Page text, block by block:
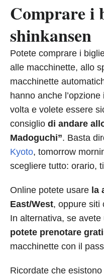
Comprare i
shinkansen
Potete comprare i
alle macchinette, allo
macchinette
hanno anche
volta e volete essere
consiglio di andare
Madoguchi”. Basta
Kyoto, tomorrow
scegliere tutto: orario,
Online potete usare la
East/West, oppure siti
In alternativa, se avete
potete prenotare
macchinette con il
Ricordate che esistono